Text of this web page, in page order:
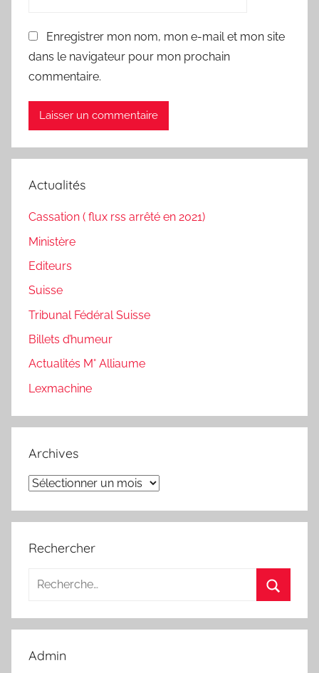
Enregistrer mon nom, mon e-mail et mon site
dans le navigateur pour mon prochain
commentaire.
Actualités
Cassation ( flux rss arrêté en 2021)
Ministère
Editeurs
Suisse
Tribunal Fédéral Suisse
Billets d’humeur
Actualités M° Alliaume
Lexmachine
Archives
Archives
Rechercher
Recherche
:
Admin